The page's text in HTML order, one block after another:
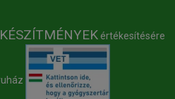
értékesítésére